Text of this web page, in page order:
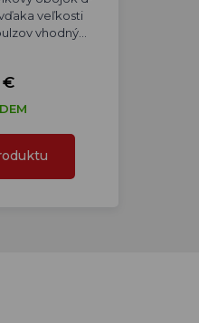
veľkosti
vhodný…
€